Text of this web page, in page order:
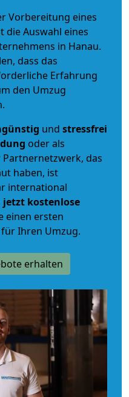
Vorbereitung eines
die Auswahl eines
in Hanau.
dass das
Erfahrung
den Umzug
und stressfrei
oder als
Partnernetzwerk, das
haben, ist
international
jetzt kostenlose
einen ersten
Ihren Umzug.
erhalten